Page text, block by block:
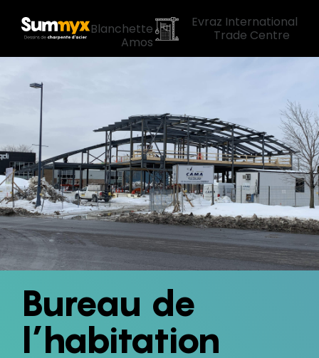
Blanchette
Amos
Evraz International
Trade Centre
Bureau de
l’habitation